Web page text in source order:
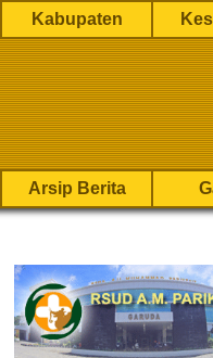
Kabupaten
Arsip Berita